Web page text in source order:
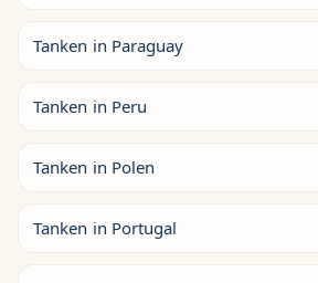
Tanken in Paraguay
Tanken in Peru
Tanken in Polen
Tanken in Portugal